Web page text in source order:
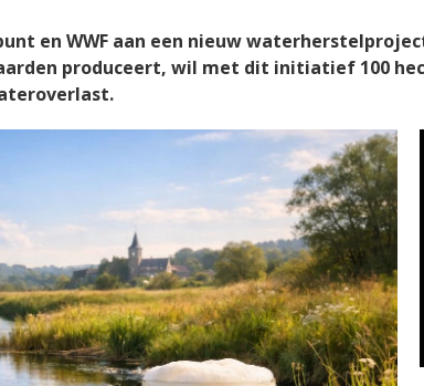
en WWF aan een nieuw
produceert, wil met dit initiatief 100